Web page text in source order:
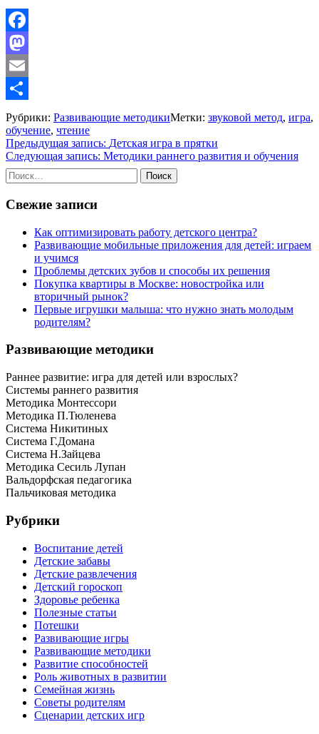
Facebook
Mastodon
Email
Отправить
Рубрики: Развивающие методикиМетки: звуковой метод, игра,
обучение, чтение
Навигация
по
записям
Предыдущая запись: Детская игра в прятки
Следующая запись: Методики раннего развития и обучения
Найти:
Свежие записи
Как оптимизировать работу детского центра?
Развивающие мобильные приложения для детей: играем
и учимся
Проблемы детских зубов и способы их решения
Покупка квартиры в Москве: новостройка или
вторичный рынок?
Первые игрушки малыша: что нужно знать молодым
родителям?
Развивающие методики
Раннее развитие: игра для детей или взрослых?
Системы раннего развития
Методика Монтессори
Методика П.Тюленева
Система Никитиных
Система Г.Домана
Система Н.Зайцева
Методика Сесиль Лупан
Вальдорфская педагогика
Пальчиковая методика
Рубрики
Воспитание детей
Детские забавы
Детские развлечения
Детский гороскоп
Здоровье ребенка
Полезные статьи
Потешки
Развивающие игры
Развивающие методики
Развитие способностей
Роль животных в развитии
Семейная жизнь
Советы родителям
Сценарии детских игр